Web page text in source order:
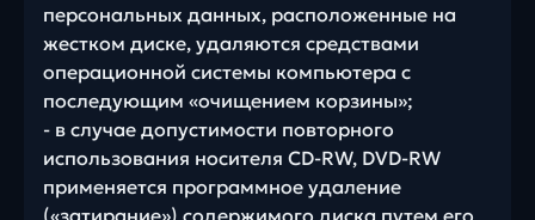
персональных данных, расположенные на
жестком диске, удаляются средствами
операционной системы компьютера с
последующим «очищением корзины»;
- в случае допустимости повторного
использования носителя CD-RW, DVD-RW
применяется программное удаление
(«затирание») содержимого диска путем его